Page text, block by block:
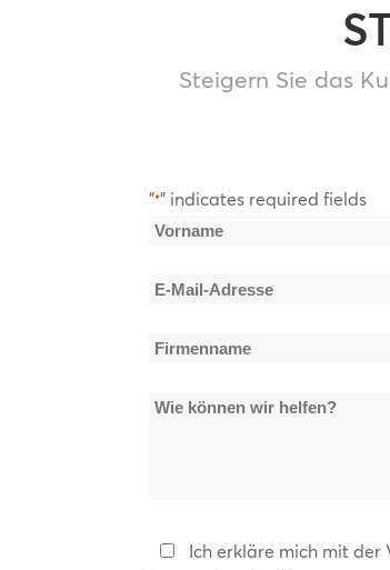
Steigern Sie das
"*" indicates required fields
Name
E-
Adresse
Firmenname
Wie
Datenschutzerklärung
Ich erkläre mich mit